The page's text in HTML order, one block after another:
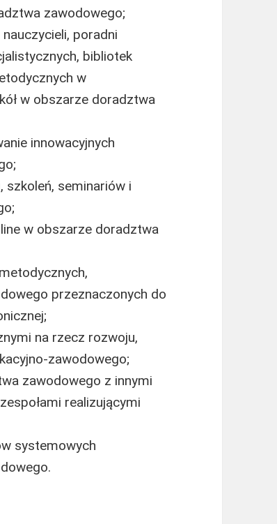
zawodowego;
poradni
bibliotek
w
w obszarze doradztwa
innowacyjnych
szkoleń, seminariów i
w obszarze doradztwa
przeznaczonych do
na rzecz rozwoju,
zawodowego;
zawodowego z innymi
realizującymi
systemowych